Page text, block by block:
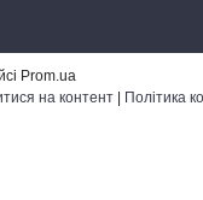
Prom.ua
на контент
Політика